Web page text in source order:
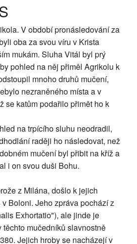
V období pronásledování za
oba za svou víru v Krista
mukám. Sluha Vitál byl prý
pohled na něj přiměl Agrikolu k
mnoho druhů mučení,
nezraněného místa a v
se katům podařilo přimět ho k
na trpícího sluhu neodradil,
raději ho následovat, než
mučení byl přibit na kříž a
i on svou duši Bohu.
z Milána, došlo k jejich
Boloni. Jeho zpráva pochází z
Exhortatio"), ale jinde je
těchto mučedníků slavnostně
Jejich hroby se nacházejí v